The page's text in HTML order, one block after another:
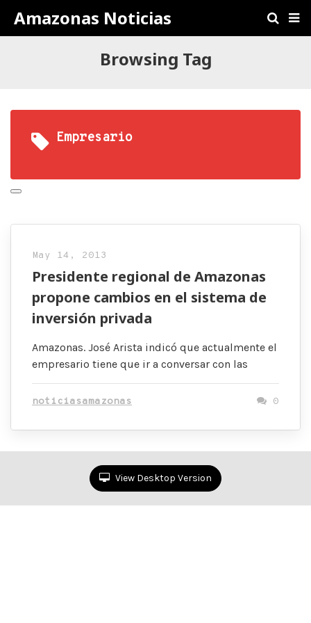
Amazonas Noticias
Browsing Tag
Empresario
May 14, 2013
Presidente regional de Amazonas
propone cambios en el sistema de
inversión privada
Amazonas. José Arista indicó que actualmente el
empresario tiene que ir a conversar con las
noticiasamazonas 0
View Desktop Version